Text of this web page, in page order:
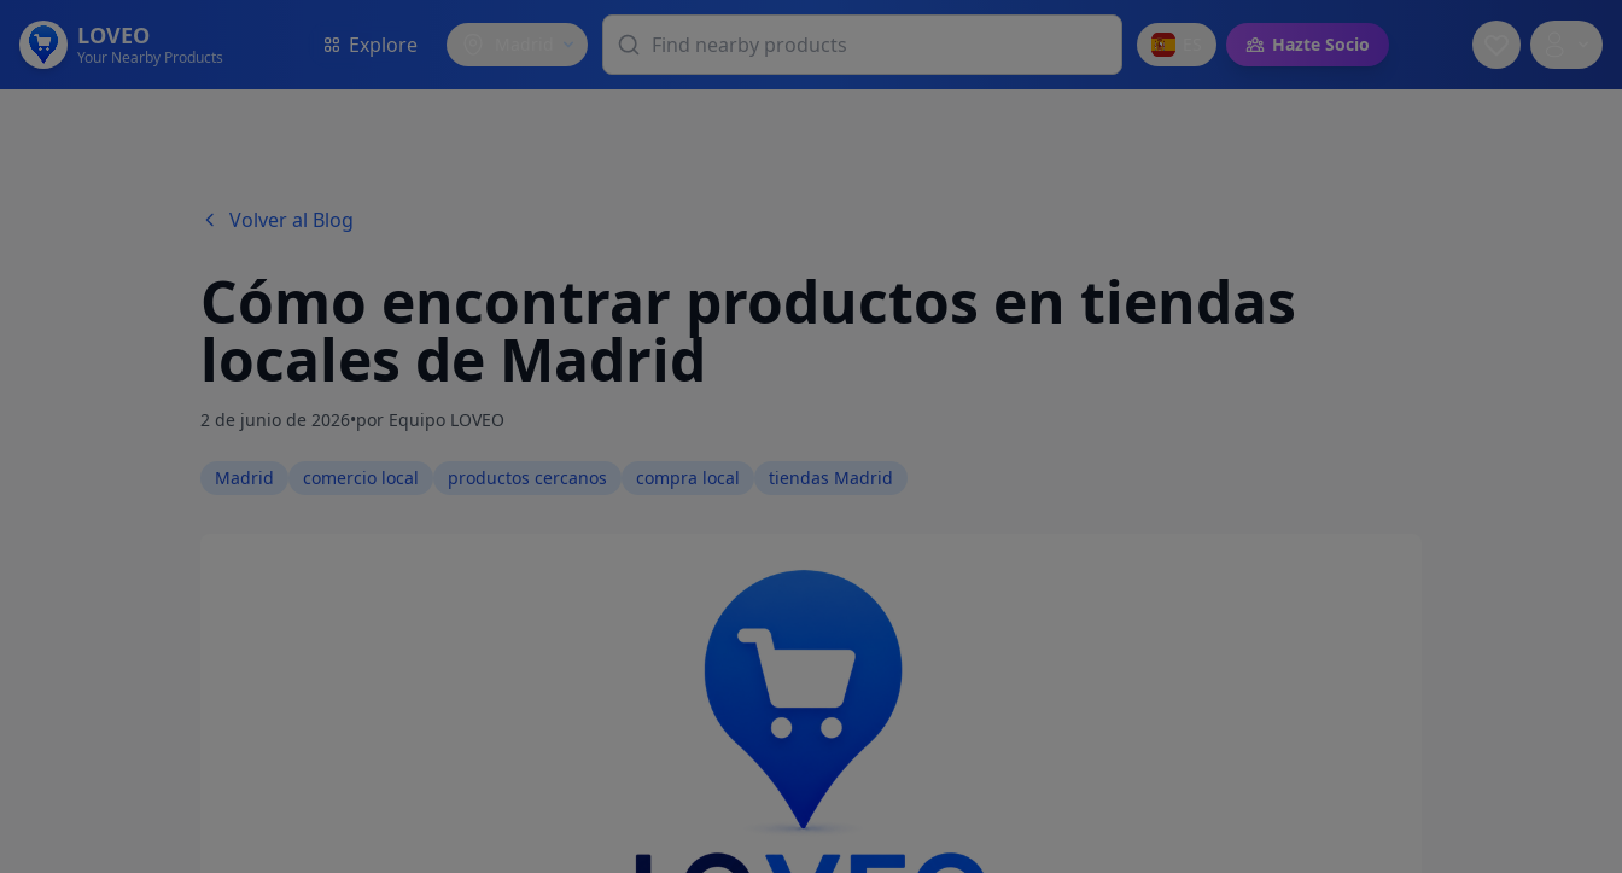
LOVEO
Your Nearby Products Explore Hazte Socio
Volver al Blog
Cómo encontrar productos en tiendas
locales de Madrid
2 de junio de 2026•por Equipo LOVEO
Madrid comercio local productos cercanos compra local tiendas Madrid